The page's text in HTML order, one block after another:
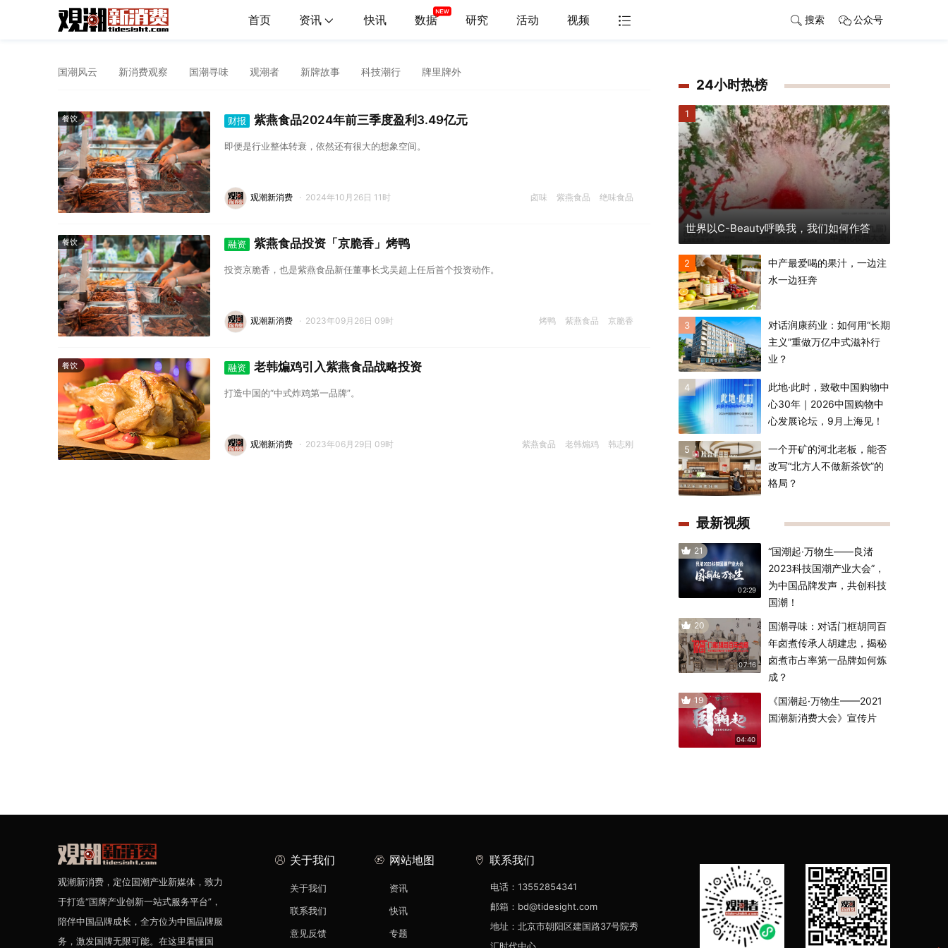
首页 资讯 快讯 数据 研究 活动 视频 搜索 公众号
国潮风云 新消费观察 国潮寻味 观潮者 新牌故事 科技潮行 牌里牌外
餐饮 财报 紫燕食品2024年前三季度盈利3.49亿元
即便是行业整体转衰，依然还有很大的想象空间。
卤味 紫燕食品 绝味食品
观潮新消费 · 2024年10月26日 11时
餐饮 融资 紫燕食品投资「京脆香」烤鸭
投资京脆香，也是紫燕食品新任董事长戈吴超上任后首个投资动作。
烤鸭 紫燕食品 京脆香
观潮新消费 · 2023年09月26日 09时
餐饮 融资 老韩煸鸡引入紫燕食品战略投资
打造中国的“中式炸鸡第一品牌”。
紫燕食品 老韩煽鸡 韩志刚
观潮新消费 · 2023年06月29日 09时
24小时热榜
1
世界以C-Beauty呼唤我，我们如何作答
2
中产最爱喝的果汁，一边注
水一边狂奔
3
对话润康药业：如何用“长期
主义”重做万亿中式滋补行
业？
4
此地·此时，致敬中国购物中
心30年｜2026中国购物中
心发展论坛，9月上海见！
5
一个开矿的河北老板，能否
改写“北方人不做新茶饮”的
格局？
最新视频
21
02:29
“国潮起·万物生——良渚
2023科技国潮产业大会”，
为中国品牌发声，共创科技
国潮！
20
07:16
国潮寻味：对话门框胡同百
年卤煮传承人胡建忠，揭秘
卤煮市占率第一品牌如何炼
成？
19
04:40
《国潮起·万物生——2021
国潮新消费大会》宣传片
观潮新消费，定位国潮产业新媒体，致力
于打造“国牌产业创新一站式服务平台”，
陪伴中国品牌成长，全方位为中国品牌服
务，激发国牌无限可能。在这里看懂国
关于我们
关于我们
联系我们
意见反馈
网站地图
资讯
快讯
专题
联系我们
电话：13552854341
邮箱：bd@tidesight.com
地址：北京市朝阳区建国路37号院秀